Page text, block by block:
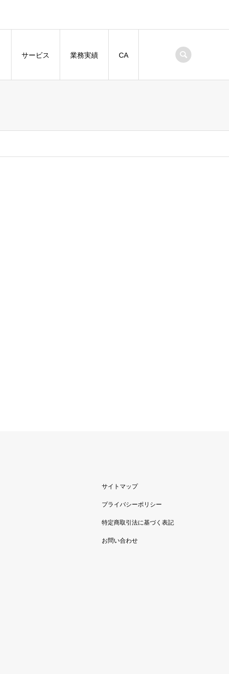
サービス 業務実績 CA
サイトマップ
プライバシーポリシー
特定商取引法に基づく表記
お問い合わせ